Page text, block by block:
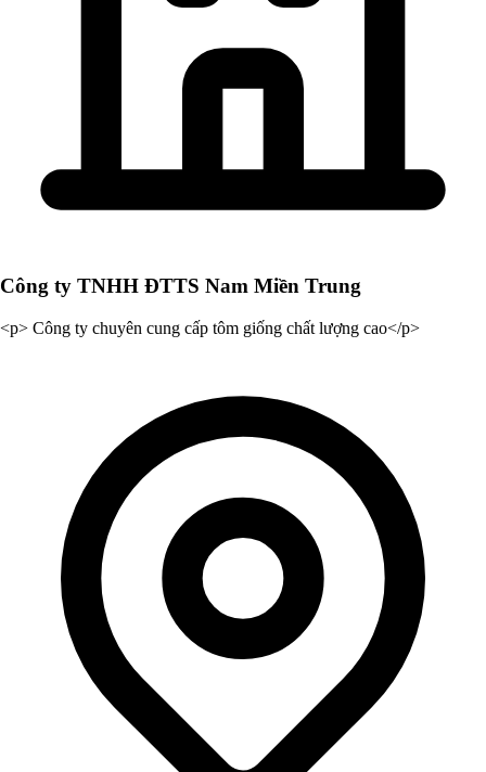
Công ty TNHH ĐTTS Nam Miền Trung
<p> Công ty chuyên cung cấp tôm giống chất lượng cao</p>